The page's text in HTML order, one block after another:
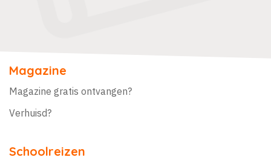
Magazine
Magazine gratis ontvangen?
Verhuisd?
Schoolreizen